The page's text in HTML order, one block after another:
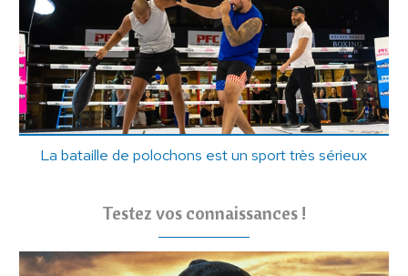
La bataille de polochons est un sport très sérieux
Testez vos connaissances !